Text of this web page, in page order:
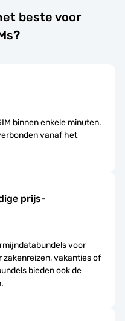
beste voor
binnen enkele minuten.
vanaf het
prijs-
voor
vakanties of
bieden ook de